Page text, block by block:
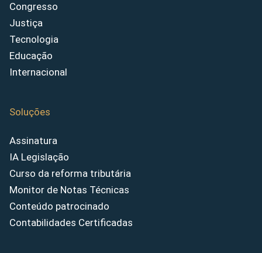
Congresso
Justiça
Tecnologia
Educação
Internacional
Soluções
Assinatura
IA Legislação
Curso da reforma tributária
Monitor de Notas Técnicas
Conteúdo patrocinado
Contabilidades Certificadas